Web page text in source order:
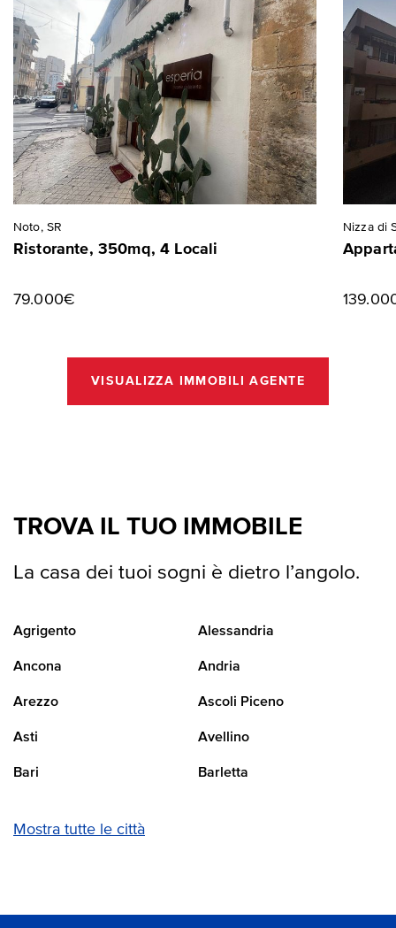
Noto, SR
Ristorante, 350mq, 4 Locali
79.000€
Nizza di
VISUALIZZA IMMOBILI AGENTE
TROVA IL TUO IMMOBILE
La casa dei tuoi sogni è dietro l’angolo.
Agrigento Alessandria
Ancona Andria
Arezzo Ascoli Piceno
Asti Avellino
Bari Barletta
Mostra tutte le città